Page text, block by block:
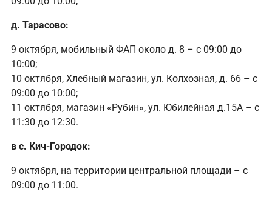
д. Тарасово:
9 октября, мобильный ФАП около д. 8 – с 09:00 до
10:00;
10 октября, Хлебный магазин, ул. Колхозная, д. 66 – с
09:00 до 10:00;
11 октября, магазин «Рубин», ул. Юбилейная д.15А – с
11:30 до 12:30.
в с. Кич-Городок:
9 октября, на территории центральной площади – с
09:00 до 11:00.